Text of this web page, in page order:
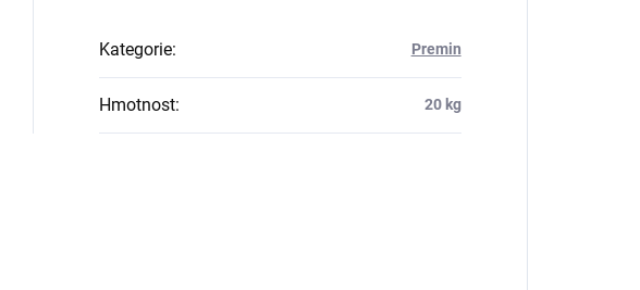
Kategorie: Premin
Hmotnost: 20 kg